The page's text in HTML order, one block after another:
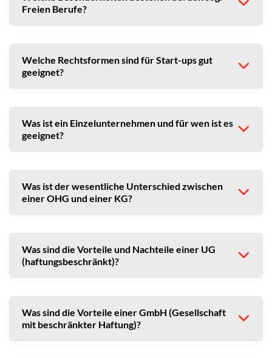
Freien Berufe?
Welche Rechtsformen sind für Start-ups gut
geeignet?
Was ist ein Einzelunternehmen und für wen ist es
geeignet?
Was ist der wesentliche Unterschied zwischen
einer OHG und einer KG?
Was sind die Vorteile und Nachteile einer UG
(haftungsbeschränkt)?
Was sind die Vorteile einer GmbH (Gesellschaft
mit beschränkter Haftung)?